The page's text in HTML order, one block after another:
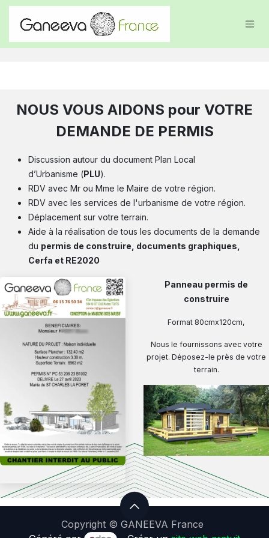
Se rendre au contenu
NOUS VOUS AIDONS pour VOTRE
DEMANDE DE PERMIS
Discussion autour du document Plan Local
d’Urbanisme (PLU).
RDV avec Mr ou Mme le Maire de votre région.
RDV avec les services de l'urbanisme de votre région.
Déplacement sur votre terrain.
Aide à la réalisation de tous les documents de la demande
du permis de construire, documents graphiques,
Cerfa et RE2020
Panneau permis de
construire
Format 80cmx120cm,
Nous le fournissons avec votre
projet. Déposez-le près de votre
terrain.
Copyright © GANEEVA France